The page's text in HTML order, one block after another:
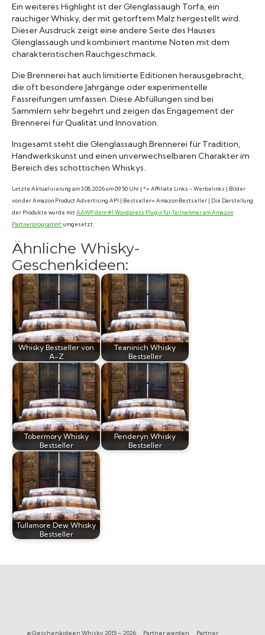
Ein weiteres Highlight ist der Glenglassaugh Torfa, ein
rauchiger Whisky, der mit getorftem Malz hergestellt wird.
Dieser Ausdruck zeigt eine andere Seite des Hauses
Glenglassaugh und kombiniert maritime Noten mit dem
charakteristischen Rauchgeschmack.
Die Brennerei hat auch limitierte Editionen herausgebracht,
die oft besondere Jahrgänge oder experimentelle
Fassreifungen umfassen. Diese Abfüllungen sind bei
Sammlern sehr begehrt und zeigen das Engagement der
Brennerei für Qualität und Innovation.
Insgesamt steht die Glenglassaugh Brennerei für Tradition,
Handwerkskunst und einen unverwechselbaren Charakter im
Bereich des schottischen Whiskys.
Letzte Aktualisierung am 3.08.2026 um 09:50 Uhr | *= Affiliate Links - Werbelinks | Bilder
von der Amazon Product Advertising API | Bestseller= Amazon Bestseller | Die Darstellung
der Produkte wurde mitAAWP dem #1 Wordpress Plugin für Teilnehmer am Amazon
Partnerprogramm*umgesetzt.
Ähnliche Whisky-
Geschenkideen:
Whisky Bestseller von
A-Z
Teaninich Whisky
Bestseller
Tobermory Whisky
Bestseller
Penderyn Whisky
Bestseller
Tullamore Dew Whisky
Bestseller
© Geschenkideen Whisky 2015 – 2026 Partner werden Partner